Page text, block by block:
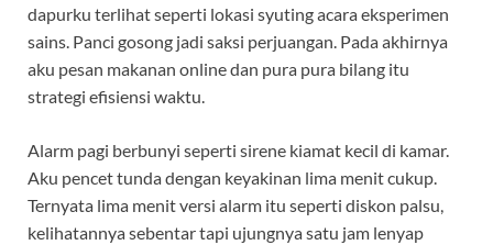
dapurku terlihat seperti lokasi syuting acara eksperimen
sains. Panci gosong jadi saksi perjuangan. Pada akhirnya
aku pesan makanan online dan pura pura bilang itu
strategi efisiensi waktu.
Alarm pagi berbunyi seperti sirene kiamat kecil di kamar.
Aku pencet tunda dengan keyakinan lima menit cukup.
Ternyata lima menit versi alarm itu seperti diskon palsu,
kelihatannya sebentar tapi ujungnya satu jam lenyap